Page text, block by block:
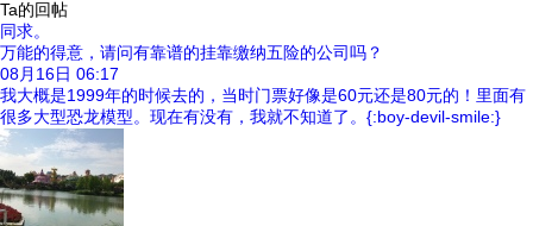
Ta的回帖
同求。
万能的得意，请问有靠谱的挂靠缴纳五险的公司吗？
08月16日 06:17
我大概是1999年的时候去的，当时门票好像是60元还是80元的！里面有
很多大型恐龙模型。现在有没有，我就不知道了。{:boy-devil-smile:}